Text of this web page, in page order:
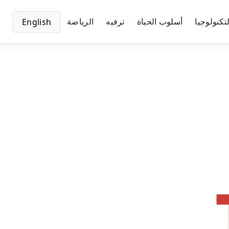
أسلوب الحياة ترفيه الرياضة English